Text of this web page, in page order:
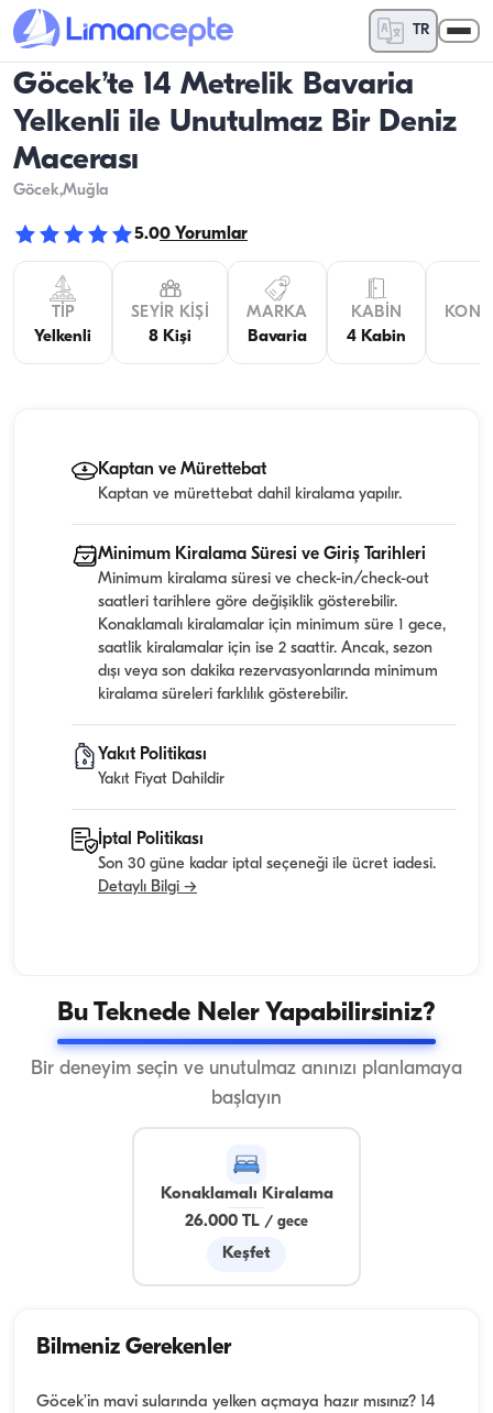
TR
Göcek’te 14 Metrelik Bavaria
Yelkenli ile Unutulmaz Bir Deniz
Macerası
Göcek,Muğla
5.00 Yorumlar
TIP
Yelkenli
SEYIR KIŞI
8 Kişi
MARKA
Bavaria
KABIN
4 Kabin
Kaptan ve Mürettebat
Kaptan ve mürettebat dahil kiralama yapılır.
Minimum Kiralama Süresi ve Giriş Tarihleri
Minimum kiralama süresi ve check-in/check-out
saatleri tarihlere göre değişiklik gösterebilir.
Konaklamalı kiralamalar için minimum süre 1 gece,
saatlik kiralamalar için ise 2 saattir. Ancak, sezon
dışı veya son dakika rezervasyonlarında minimum
kiralama süreleri farklılık gösterebilir.
Yakıt Politikası
Yakıt Fiyat Dahildir
İptal Politikası
Son 30 güne kadar iptal seçeneği ile ücret iadesi.
Detaylı Bilgi →
Bu Teknede Neler Yapabilirsiniz?
Bir deneyim seçin ve unutulmaz anınızı planlamaya
başlayın
Konaklamalı Kiralama
26.000 TL / gece
Keşfet
Bilmeniz Gerekenler
Göcek’in mavi sularında yelken açmaya hazır mısınız? 14